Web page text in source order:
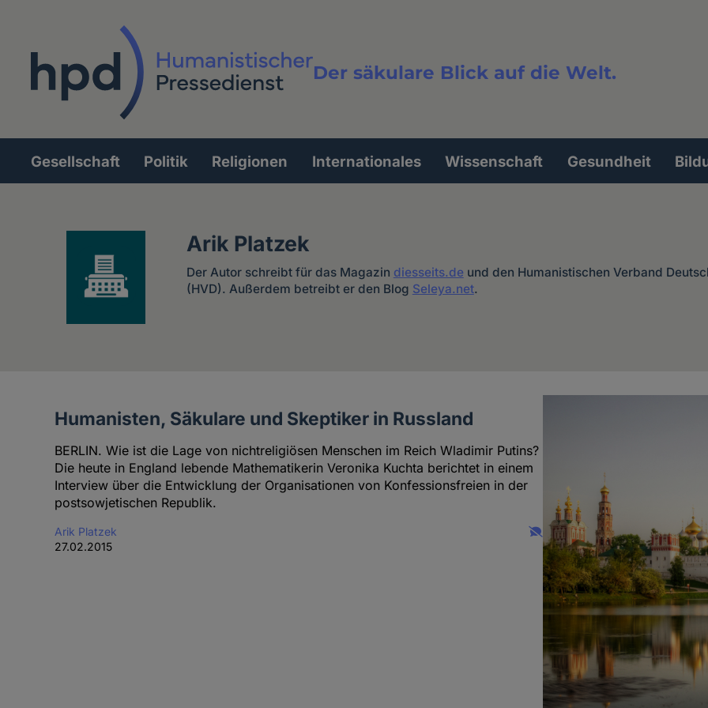
Der säkulare Blick auf die Welt.
Volltextsuche
Hauptnavigation
Gesellschaft Politik Religionen Internationales Wissenschaft Gesundheit
Arik Platzek
Der Autor schreibt für das Magazin diesseits.de und den Humanistischen Verband
(HVD). Außerdem betreibt er den Blog Seleya.net.
Artikel
Autoren
Humanisten, Säkulare und Skeptiker in Russland
BERLIN. Wie ist die Lage von nichtreligiösen Menschen im Reich Wladimir Putins?
Die heute in England lebende Mathematikerin Veronika Kuchta berichtet in einem
Interview über die Entwicklung der Organisationen von Konfessionsfreien in der
postsowjetischen Republik.
Arik Platzek
27.02.2015